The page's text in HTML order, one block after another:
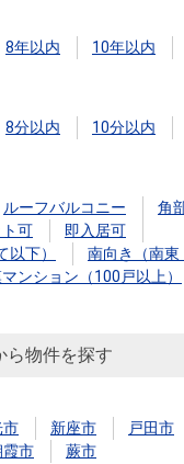
8年以内 10年以内
8分以内 10分以内
ルーフバルコニー
角
可
即入居可
下）
南向き（南東
ンション（100戸以上）
ら物件を探す
市 新座市 戸田市
霞市
蕨市